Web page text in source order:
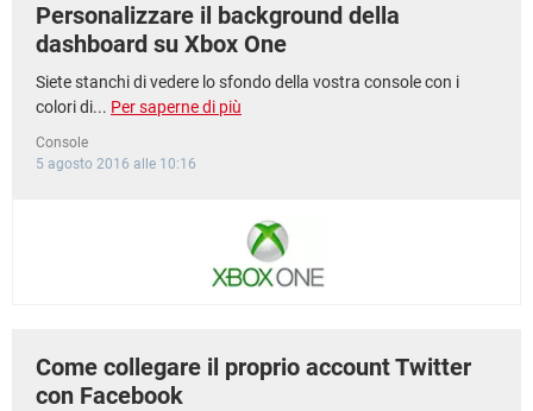
Personalizzare il background della
dashboard su Xbox One
Siete stanchi di vedere lo sfondo della vostra console con i
colori di... Per saperne di più
Console
5 agosto 2016 alle 10:16
Come collegare il proprio account Twitter
con Facebook